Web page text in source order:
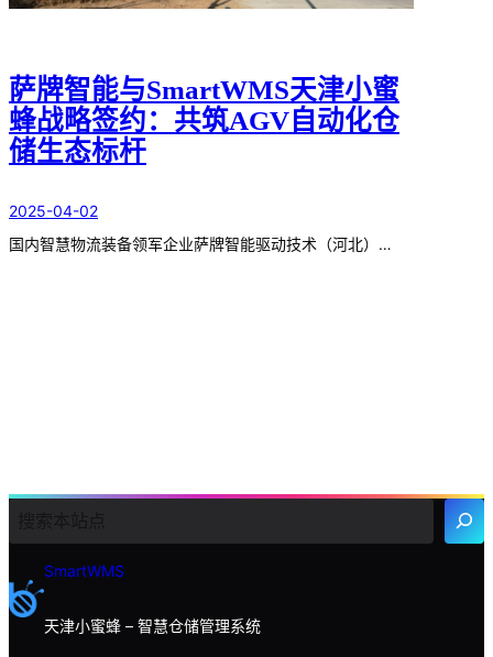
萨牌智能与SmartWMS天津小蜜
蜂战略签约：共筑AGV自动化仓
储生态标杆
2025-04-02
国内智慧物流装备领军企业萨牌智能驱动技术（河北）…
SmartWMS
天津小蜜蜂 – 智慧仓储管理系统